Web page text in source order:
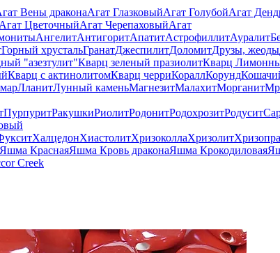
Вены драконаАгат ГлазковыйАгат ГолубойАгат
Агат ЦветочныйАгат ЧерепаховыйАгат
АнгелитАнтигоритАпатитАстрофиллитАуралит
Горный хрустальГранатДжеспилитДоломитДрузы, жеоды
"азезтулит"Кварц зеленый празиолитКварц
Кварц с актинолитомКварц черриКораллКорунд
ЛланитЛунный каменьМагнезитМалахитМорганит
ПурпуритРакушкиРиолитРодонитРодохрозитРодусит
ХалцедонХиастолитХризоколлаХризолит
Яшма КраснаяЯшма Кровь драконаЯшма Крокодиловая
Creek